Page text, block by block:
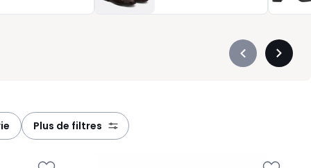
Précédent
plus de filtres